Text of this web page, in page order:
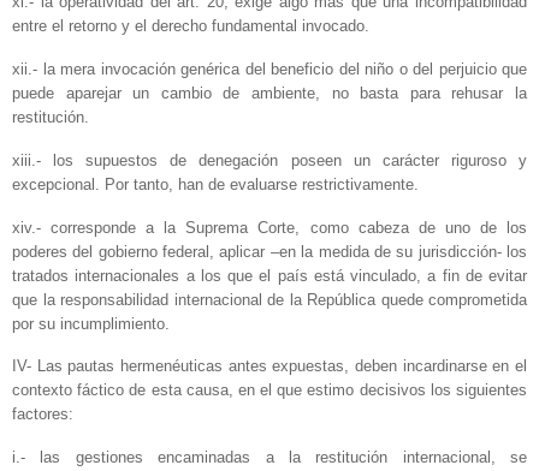
entre el retorno y el derecho fundamental invocado.
xii.- la mera invocación genérica del beneficio del niño o del perjuicio que
puede aparejar un cambio de ambiente, no basta para rehusar la
restitución.
xiii.- los supuestos de denegación poseen un carácter riguroso y
excepcional. Por tanto, han de evaluarse restrictivamente.
xiv.- corresponde a la Suprema Corte, como cabeza de uno de los
poderes del gobierno federal, aplicar –en la medida de su jurisdicción- los
tratados internacionales a los que el país está vinculado, a fin de evitar
que la responsabilidad internacional de la República quede comprometida
por su incumplimiento.
IV- Las pautas hermenéuticas antes expuestas, deben incardinarse en el
contexto fáctico de esta causa, en el que estimo decisivos los siguientes
factores:
i.- las gestiones encaminadas a la restitución internacional, se